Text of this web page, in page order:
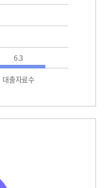
대출자료수
6.3